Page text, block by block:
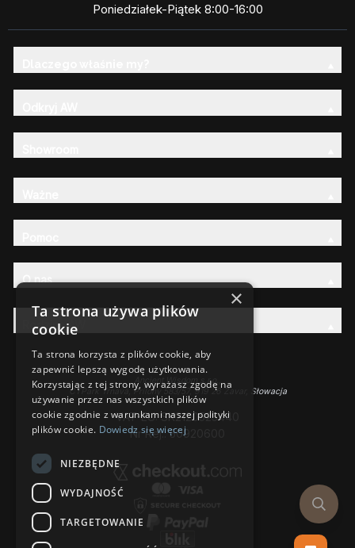
Poniedziałek-Piątek 8:00-16:00
O nas
Rodzina AW
Ancient Wisdom s.r.o.,
CTPark Trnava, Prílohy 583/57, 919 26 Zavar, Słowacja
VAT-EU: SK2120525440
Nr Rej.: 50920600
×
Ta strona używa plików
cookie
Ta strona korzysta z plików cookie, aby
zapewnić lepszą wygodę użytkowania.
Korzystając z tej strony, wyrażasz zgodę na
używanie przez nas wszystkich plików
cookie zgodnie z warunkami naszej polityki
plików cookie. Dowiedz się więcej
NIEZBĘDNE
WYDAJNOŚĆ
TARGETOWANIE